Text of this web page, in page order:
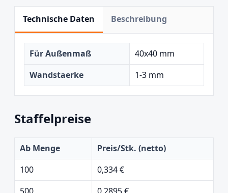
Technische Daten Beschreibung
Für Außenmaß
40x40 mm
Wandstaerke
1-3 mm
Staffelpreise
Ab Menge
Preis/Stk. (netto)
100
0,334 €